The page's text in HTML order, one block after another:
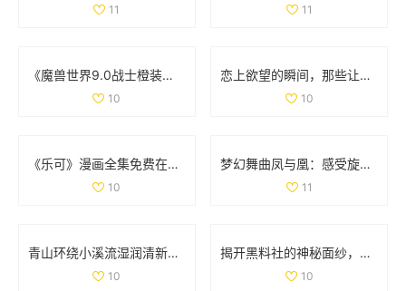
11 11
《魔兽世界9.0战士橙装全攻略：助你无敌于艾泽拉斯》
10
恋上欲望的瞬间，那些让人心跳加速的吻戏大盘点
10
《乐可》漫画全集免费在线阅读，畅享精彩剧情与精彩角色
10
梦幻舞曲凤与凰：感受旋律中的古典与现代交融
11
青山环绕小溪流湿润清新无泥恼人的田园景象
10
揭开黑料社的神秘面纱，探讨其背后的真相与影响
10